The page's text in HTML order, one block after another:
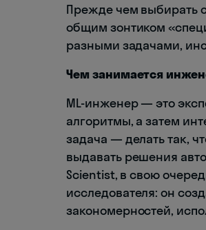
Прежде чем выбирать
общим зонтиком
разными задачами,
Чем занимается
ML-инженер — это
алгоритмы, а затем
задача — делать так,
выдавать решения
Scientist, в свою
исследователя: он
закономерностей,